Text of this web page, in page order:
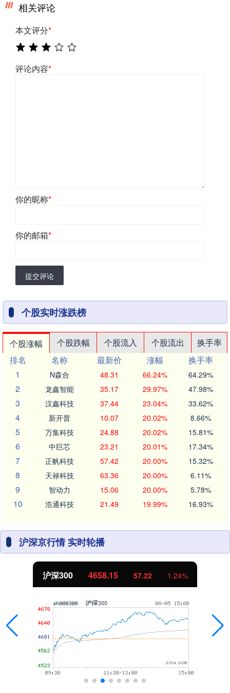
相关评论
本文评分*
评论内容*
你的昵称*
你的邮箱*
提交评论
个股实时涨跌榜
个股涨幅 个股跌幅 个股流入 个股流出
换手率
排名
名称 最新价 涨幅
换手率
1
N森合 48.31 66.24% 64.29%
2 龙鑫智能 35.17 29.97% 47.98%
3 汉鑫科技 37.44 23.04% 33.62%
4 新开普 10.07 20.02% 8.66%
5 万集科技 24.88 20.02% 15.81%
6 中巨芯 23.21 20.01% 17.34%
7 正帆科技 57.42 20.00% 15.32%
8 天禄科技 63.36 20.00% 6.11%
9 智动力 15.06 20.00% 5.78%
10 浩通科技 21.49 19.99% 16.93%
沪深京行情 实时轮播
沪深300 4658.15 57.22 1.24%